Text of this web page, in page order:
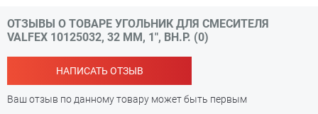
ОТЗЫВЫ О ТОВАРЕ УГОЛЬНИК ДЛЯ СМЕСИТЕЛЯ
VALFEX 10125032, 32 ММ, 1", ВН.Р. (0)
НАПИСАТЬ ОТЗЫВ
Ваш отзыв по данному товару может быть первым